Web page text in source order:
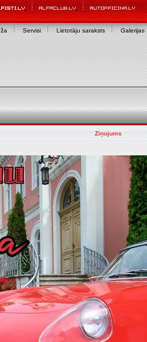
Servisi Lietotāju saraksts Galerijas
Ziņojums